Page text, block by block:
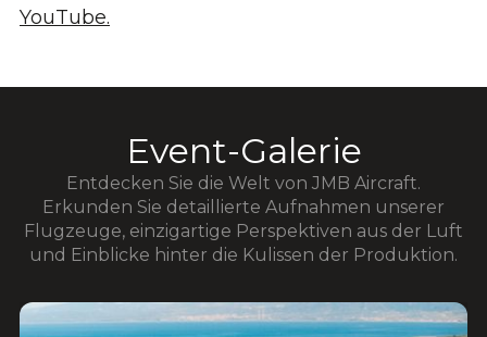
YouTube.
Event-Galerie
Entdecken Sie die Welt von JMB Aircraft.
Erkunden Sie detaillierte Aufnahmen unserer
Flugzeuge, einzigartige Perspektiven aus der Luft
und Einblicke hinter die Kulissen der Produktion.